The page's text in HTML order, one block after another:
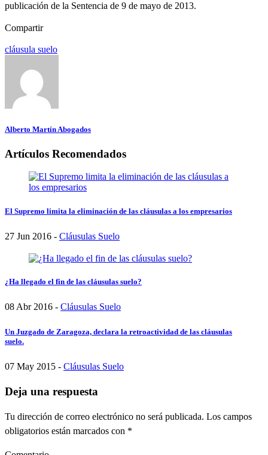
publicación de la Sentencia de 9 de mayo de 2013.
Compartir
cláusula suelo
Alberto Martín Abogados
Artículos Recomendados
El Supremo limita la eliminación de las cláusulas a los empresarios
27 Jun 2016 - Cláusulas Suelo
¿Ha llegado el fin de las cláusulas suelo?
08 Abr 2016 - Cláusulas Suelo
Un Juzgado de Zaragoza, declara la retroactividad de las cláusulas
suelo.
07 May 2015 - Cláusulas Suelo
Deja una respuesta
Tu dirección de correo electrónico no será publicada. Los campos
obligatorios están marcados con *